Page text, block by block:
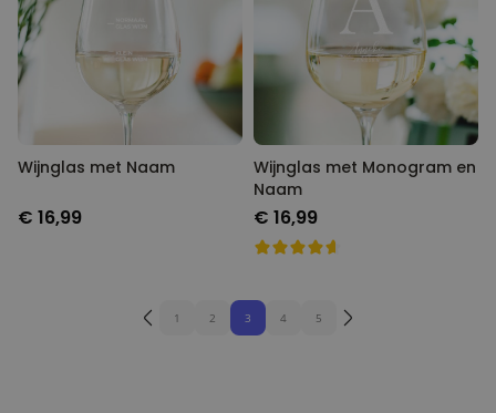
Wijnglas met Naam
€ 16,99
Wijnglas met Monogram en
Naam
€ 16,99
1 2 3 4 5